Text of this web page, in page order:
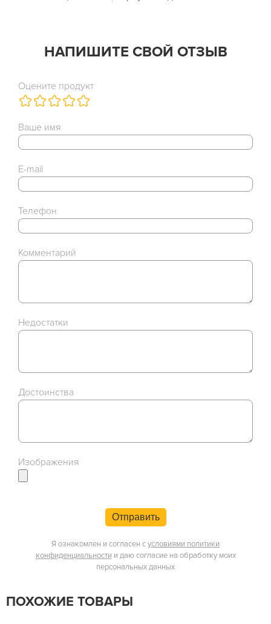
НАПИШИТЕ СВОЙ ОТЗЫВ
Оцените продукт
Ваше имя
E-mail
Телефон
Комментарий
Недостатки
Достоинства
Изображения
Отправить
Я ознакомлен и согласен сусловиями политики
конфиденциальности и даю согласие на обработку моих
персональных данных
ПОХОЖИЕ ТОВАРЫ